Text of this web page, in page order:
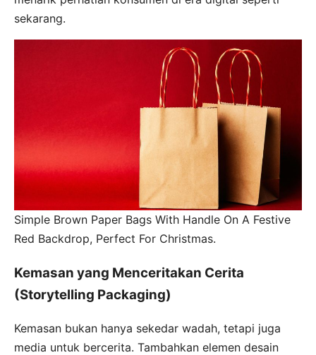
sekarang.
Simple Brown Paper Bags With Handle On A Festive
Red Backdrop, Perfect For Christmas.
Kemasan yang Menceritakan Cerita
(Storytelling Packaging)
Kemasan bukan hanya sekedar wadah, tetapi juga
media untuk bercerita. Tambahkan elemen desain